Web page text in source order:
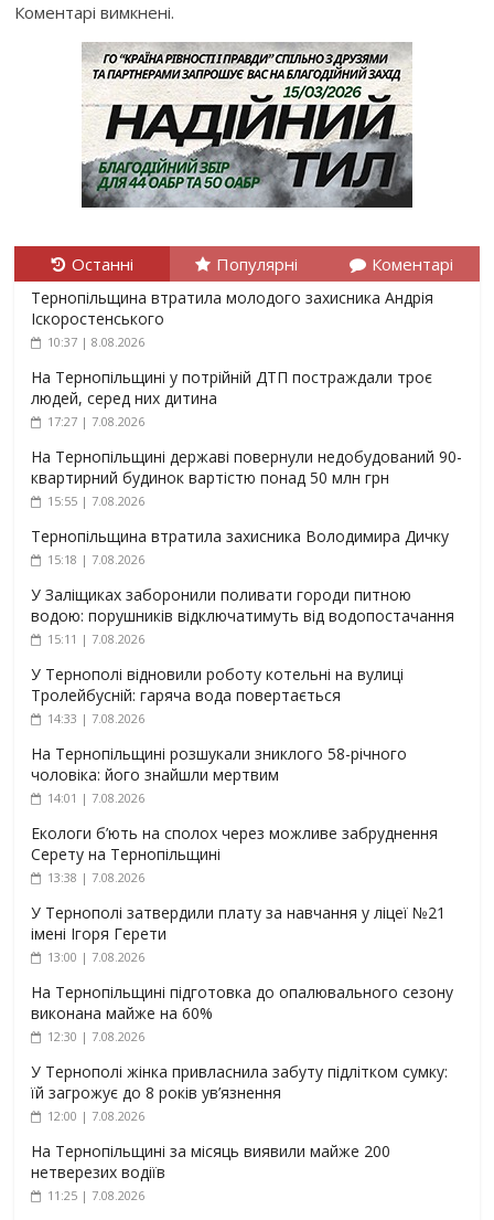
Коментарі вимкнені.
Останні Популярні Коментарі
Тернопільщина втратила молодого захисника Андрія
Іскоростенського
10:37 | 8.08.2026
На Тернопільщині у потрійній ДТП постраждали троє
людей, серед них дитина
17:27 | 7.08.2026
На Тернопільщині державі повернули недобудований 90-
квартирний будинок вартістю понад 50 млн грн
15:55 | 7.08.2026
Тернопільщина втратила захисника Володимира Дичку
15:18 | 7.08.2026
У Заліщиках заборонили поливати городи питною
водою: порушників відключатимуть від водопостачання
15:11 | 7.08.2026
У Тернополі відновили роботу котельні на вулиці
Тролейбусній: гаряча вода повертається
14:33 | 7.08.2026
На Тернопільщині розшукали зниклого 58-річного
чоловіка: його знайшли мертвим
14:01 | 7.08.2026
Екологи б’ють на сполох через можливе забруднення
Серету на Тернопільщині
13:38 | 7.08.2026
У Тернополі затвердили плату за навчання у ліцеї №21
імені Ігоря Герети
13:00 | 7.08.2026
На Тернопільщині підготовка до опалювального сезону
виконана майже на 60%
12:30 | 7.08.2026
У Тернополі жінка привласнила забуту підлітком сумку:
їй загрожує до 8 років ув’язнення
12:00 | 7.08.2026
На Тернопільщині за місяць виявили майже 200
нетверезих водіїв
11:25 | 7.08.2026